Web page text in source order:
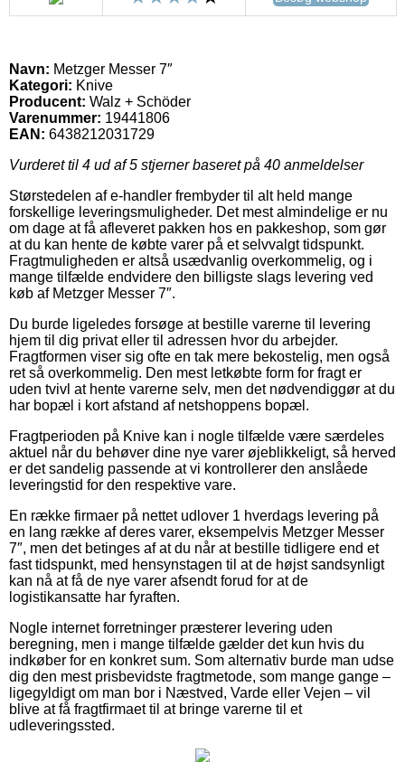
Navn: Metzger Messer 7″
Kategori: Knive
Producent: Walz + Schöder
Varenummer: 19441806
EAN: 6438212031729
Vurderet til 4 ud af 5 stjerner baseret på 40 anmeldelser
Størstedelen af e-handler frembyder til alt held mange
forskellige leveringsmuligheder. Det mest almindelige er nu
om dage at få afleveret pakken hos en pakkeshop, som gør
at du kan hente de købte varer på et selvvalgt tidspunkt.
Fragtmuligheden er altså usædvanlig overkommelig, og i
mange tilfælde endvidere den billigste slags levering ved
køb af Metzger Messer 7″.
Du burde ligeledes forsøge at bestille varerne til levering
hjem til dig privat eller til adressen hvor du arbejder.
Fragtformen viser sig ofte en tak mere bekostelig, men også
ret så overkommelig. Den mest letkøbte form for fragt er
uden tvivl at hente varerne selv, men det nødvendiggør at du
har bopæl i kort afstand af netshoppens bopæl.
Fragtperioden på Knive kan i nogle tilfælde være særdeles
aktuel når du behøver dine nye varer øjeblikkeligt, så herved
er det sandelig passende at vi kontrollerer den anslåede
leveringstid for den respektive vare.
En række firmaer på nettet udlover 1 hverdags levering på
en lang række af deres varer, eksempelvis Metzger Messer
7″, men det betinges af at du når at bestille tidligere end et
fast tidspunkt, med hensynstagen til at de højst sandsynligt
kan nå at få de nye varer afsendt forud for at de
logistikansatte har fyraften.
Nogle internet forretninger præsterer levering uden
beregning, men i mange tilfælde gælder det kun hvis du
indkøber for en konkret sum. Som alternativ burde man udse
dig den mest prisbevidste fragtmetode, som mange gange –
ligegyldigt om man bor i Næstved, Varde eller Vejen – vil
blive at få fragtfirmaet til at bringe varerne til et
udleveringssted.